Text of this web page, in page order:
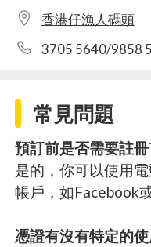
香港仔漁人碼頭
3705 5640/9858
常見問題
預訂前是否需要註
是的，你可以使用
帳戶，如Facebook
憑證有沒有特定的使